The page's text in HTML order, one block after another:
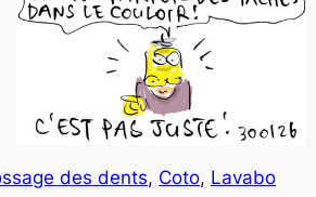
des dents, Coto, Lavabo